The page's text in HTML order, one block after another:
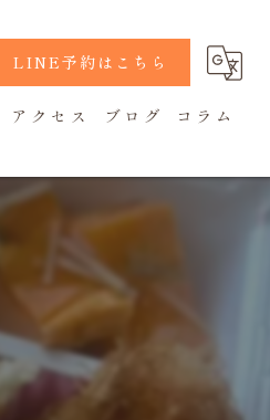
LINE予約はこちら
アクセス ブログ コラム